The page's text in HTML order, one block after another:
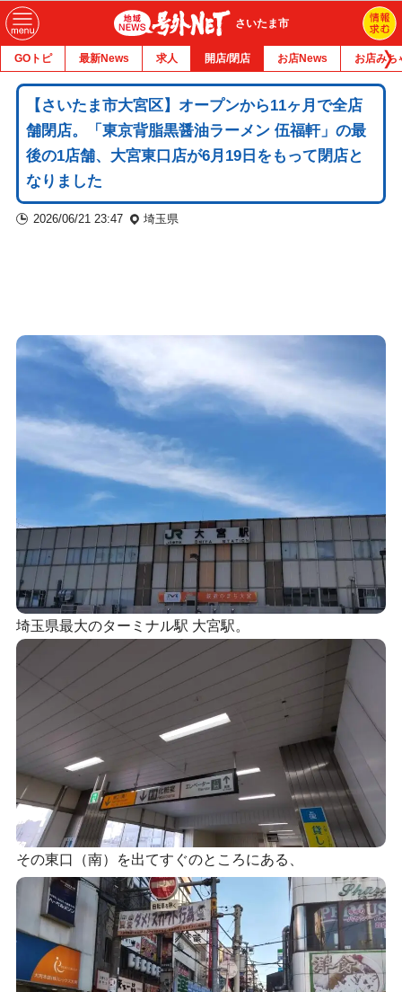
さいたま市
GOトピ 最新News 求人 開店/閉店 お店News お店みち
【さいたま市大宮区】オープンから11ヶ月で全店
舗閉店。「東京背脂黒醤油ラーメン 伍福軒」の最
後の1店舗、大宮東口店が6月19日をもって閉店と
なりました
2026/06/21 23:47 埼玉県
埼玉県最大のターミナル駅 大宮駅。
その東口（南）を出てすぐのところにある、